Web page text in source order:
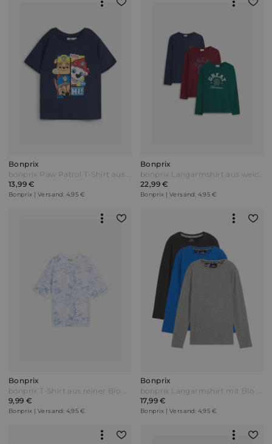
Bonprix
bonprix Paw Patrol T-Shirt aus reiner Baumwolle Blau
13,99 €
Bonprix | Versand: 4,95 €
Bonprix
bonprix Langarmshirt aus weicher Bio Baumwolle(3er Pack) Rot
22,99 €
Bonprix | Versand: 4,95 €
Bonprix
bonprix T-Shirt aus reiner Bio Baumwolle Loose Fit Weiß
9,99 €
Bonprix | Versand: 4,95 €
Bonprix
bonprix Langarmshirt mit Bio Baumwolle (3er-Pack) Blau
17,99 €
Bonprix | Versand: 4,95 €